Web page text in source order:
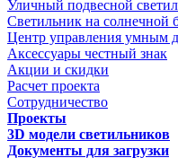
Уличный подвесной
Светильник на солнечной
Центр управления умным
Аксессуары честный знак
Акции и скидки
Расчет проекта
Сотрудничество
Проекты
3D модели светильников
Документы для загрузки